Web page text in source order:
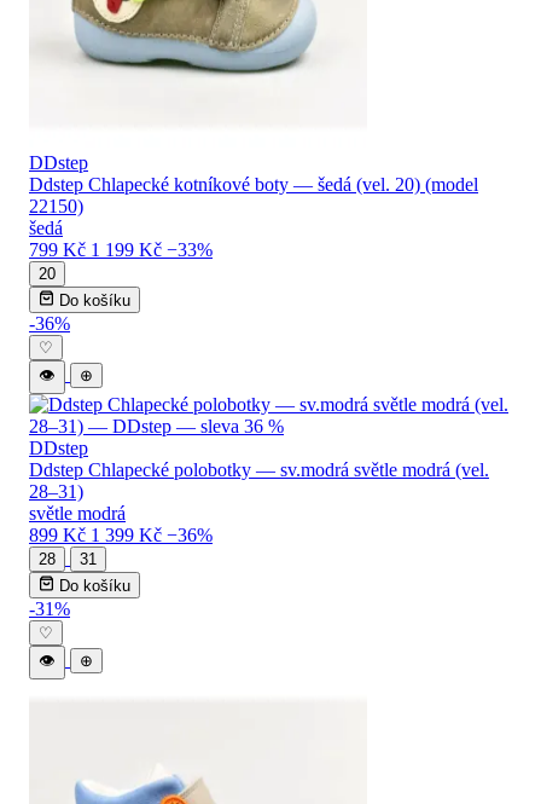
DDstep
Ddstep Chlapecké kotníkové boty — šedá (vel. 20) (model
22150)
šedá
799 Kč 1 199 Kč −33%
20
Do košíku
-36%
♡
👁
⊕
DDstep
Ddstep Chlapecké polobotky — sv.modrá světle modrá (vel.
28–31)
světle modrá
899 Kč 1 399 Kč −36%
28
31
Do košíku
-31%
♡
👁
⊕